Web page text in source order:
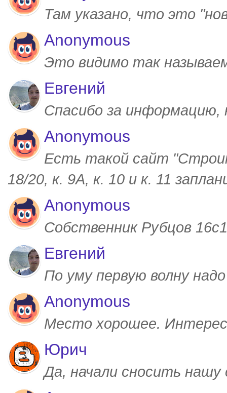
Там указано, что это
Anonymous
Это видимо так
Евгений
Спасибо за
Anonymous
Есть такой сайт
18/20, к. 9А, к. 10 и к. 11
Anonymous
Собственник Рубцов
Евгений
По уму первую волну
Anonymous
Место хорошее.
Юрич
Да, начали сносить